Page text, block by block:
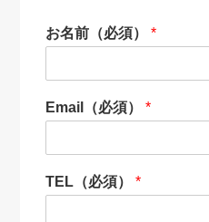
お名前（必須） *
Email（必須） *
TEL（必須） *